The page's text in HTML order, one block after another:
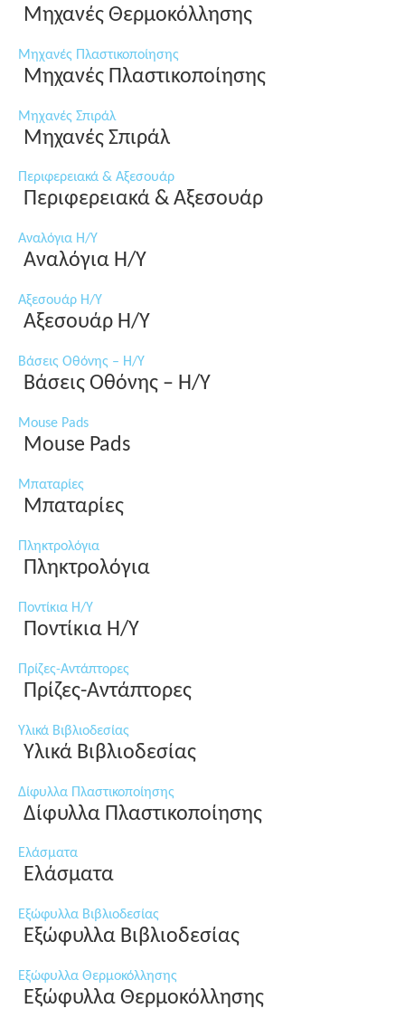
Μηχανές Θερμοκόλλησης
Μηχανές Πλαστικοποίησης
Μηχανές Πλαστικοποίησης
Μηχανές Σπιράλ
Μηχανές Σπιράλ
Περιφερειακά & Αξεσουάρ
Περιφερειακά & Αξεσουάρ
Αναλόγια Η/Υ
Αναλόγια Η/Υ
Αξεσουάρ Η/Υ
Αξεσουάρ Η/Υ
Βάσεις Οθόνης – Η/Υ
Βάσεις Οθόνης – Η/Υ
Mouse Pads
Mouse Pads
Μπαταρίες
Μπαταρίες
Πληκτρολόγια
Πληκτρολόγια
Ποντίκια Η/Υ
Ποντίκια Η/Υ
Πρίζες-Αντάπτορες
Πρίζες-Αντάπτορες
Υλικά Βιβλιοδεσίας
Υλικά Βιβλιοδεσίας
Δίφυλλα Πλαστικοποίησης
Δίφυλλα Πλαστικοποίησης
Ελάσματα
Ελάσματα
Εξώφυλλα Βιβλιοδεσίας
Εξώφυλλα Βιβλιοδεσίας
Εξώφυλλα Θερμοκόλλησης
Εξώφυλλα Θερμοκόλλησης